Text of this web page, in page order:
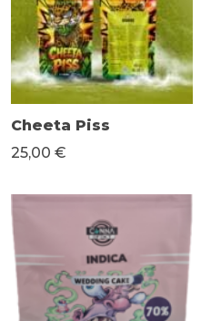
Cheeta Piss
25,00 €